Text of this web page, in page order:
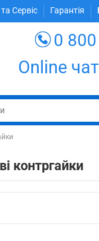
Сервіс Гарантія
0
Online чат
контргайки